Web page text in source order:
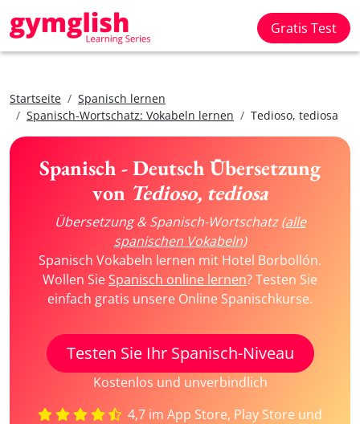
Gratis Test
Startseite
Spanisch lernen
Spanisch-Wortschatz: Vokabeln lernen
Tedioso, tediosa
Spanisch - Deutsch Übersetzung
von Tedioso, tediosa
Übersetzung & Spanisch-Wortschatz(alle
spanischen Vokabeln)
Spanisch Vokabeln lernen mit Hotel Borbollón.
Wollen SieSpanisch online lernen? Testen Sie
einfach gratis unsere Online Spanischkurse.
Testen Sie Ihr Spanisch-Niveau
Kostenlos und unverbindlich
4,7 im App Store, Play Store und